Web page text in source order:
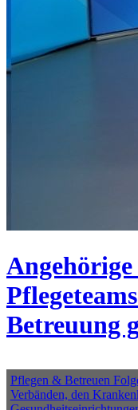
Angehörige
Betreuung
Pflegen & Betreuen
Verbänden, den